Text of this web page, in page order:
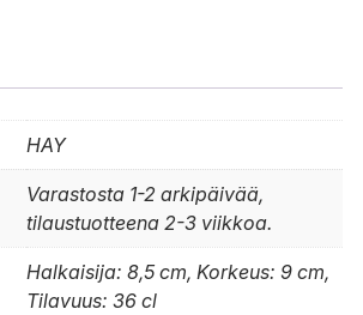
HAY
Varastosta 1-2 arkipäivää,
tilaustuotteena 2-3 viikkoa.
Halkaisija: 8,5 cm, Korkeus: 9 cm,
Tilavuus: 36 cl